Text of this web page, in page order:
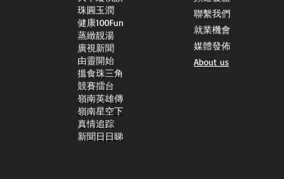
​珠圓玉潤
​健康100Fun
蒸緻靚湯
​廣視新聞
由靈開始
搵食珠三角
競賽擂台
嶺南英雄傳
嶺南星空下
真情追踪
新聞日日睇
聯繫我們
就業機會
媒體發佈
About us